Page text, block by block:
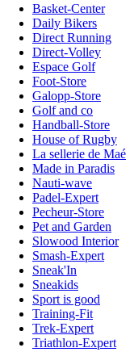
Basket-Center
Daily Bikers
Direct Running
Direct-Volley
Espace Golf
Foot-Store
Galopp-Store
Golf and co
Handball-Store
House of Rugby
La sellerie de Maé
Made in Paradis
Nauti-wave
Padel-Expert
Pecheur-Store
Pet and Garden
Slowood Interior
Smash-Expert
Sneak'In
Sneakids
Sport is good
Training-Fit
Trek-Expert
Triathlon-Expert